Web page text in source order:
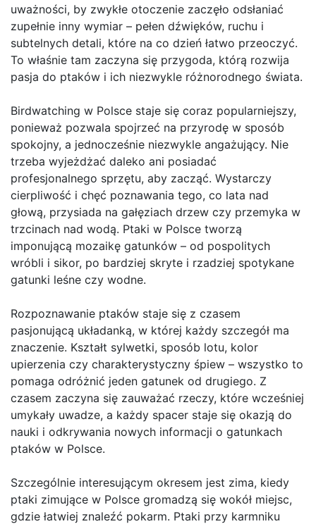
uważności, by zwykłe otoczenie zaczęło odsłaniać
zupełnie inny wymiar – pełen dźwięków, ruchu i
subtelnych detali, które na co dzień łatwo przeoczyć.
To właśnie tam zaczyna się przygoda, którą rozwija
pasja do ptaków i ich niezwykle różnorodnego świata.
Birdwatching w Polsce staje się coraz popularniejszy,
ponieważ pozwala spojrzeć na przyrodę w sposób
spokojny, a jednocześnie niezwykle angażujący. Nie
trzeba wyjeżdżać daleko ani posiadać
profesjonalnego sprzętu, aby zacząć. Wystarczy
cierpliwość i chęć poznawania tego, co lata nad
głową, przysiada na gałęziach drzew czy przemyka w
trzcinach nad wodą. Ptaki w Polsce tworzą
imponującą mozaikę gatunków – od pospolitych
wróbli i sikor, po bardziej skryte i rzadziej spotykane
gatunki leśne czy wodne.
Rozpoznawanie ptaków staje się z czasem
pasjonującą układanką, w której każdy szczegół ma
znaczenie. Kształt sylwetki, sposób lotu, kolor
upierzenia czy charakterystyczny śpiew – wszystko to
pomaga odróżnić jeden gatunek od drugiego. Z
czasem zaczyna się zauważać rzeczy, które wcześniej
umykały uwadze, a każdy spacer staje się okazją do
nauki i odkrywania nowych informacji o gatunkach
ptaków w Polsce.
Szczególnie interesującym okresem jest zima, kiedy
ptaki zimujące w Polsce gromadzą się wokół miejsc,
gdzie łatwiej znaleźć pokarm. Ptaki przy karmniku